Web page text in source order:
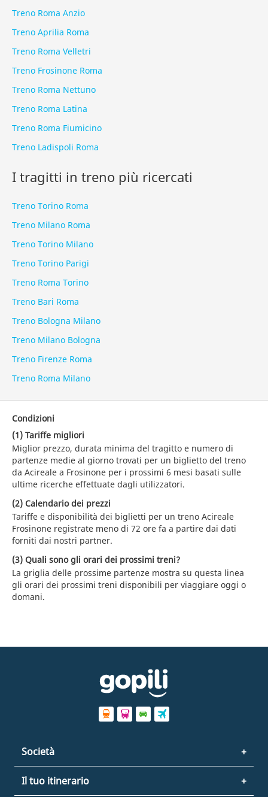
Treno Roma Anzio
Treno Aprilia Roma
Treno Roma Velletri
Treno Frosinone Roma
Treno Roma Nettuno
Treno Roma Latina
Treno Roma Fiumicino
Treno Ladispoli Roma
I tragitti in treno più ricercati
Treno Torino Roma
Treno Milano Roma
Treno Torino Milano
Treno Torino Parigi
Treno Roma Torino
Treno Bari Roma
Treno Bologna Milano
Treno Milano Bologna
Treno Firenze Roma
Treno Roma Milano
Condizioni
(1) Tariffe migliori
Miglior prezzo, durata minima del tragitto e numero di
partenze medie al giorno trovati per un biglietto del treno
da Acireale a Frosinone per i prossimi 6 mesi basati sulle
ultime ricerche effettuate dagli utilizzatori.
(2) Calendario dei prezzi
Tariffe e disponibilità dei biglietti per un treno Acireale
Frosinone registrate meno di 72 ore fa a partire dai dati
forniti dai nostri partner.
(3) Quali sono gli orari dei prossimi treni?
La griglia delle prossime partenze mostra su questa linea
gli orari dei prossimi treni disponibili per viaggiare oggi o
domani.
Società
Il tuo itinerario